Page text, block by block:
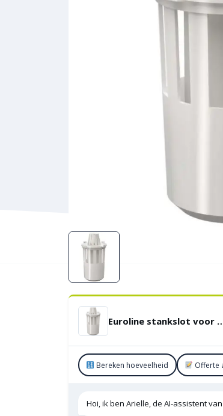
Euroline
Bereken hoeveelheid Offerte
Hoi, ik ben Arielle, de AI-assistent